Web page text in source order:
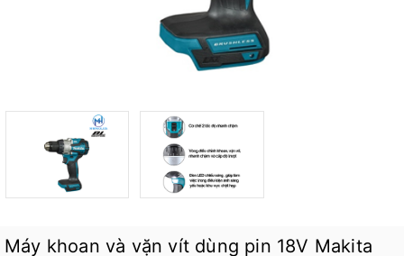
Máy khoan và vặn vít dùng pin 18V Makita